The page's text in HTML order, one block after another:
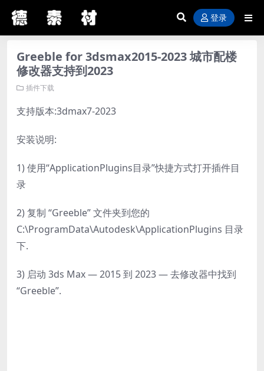
登录
Greeble for 3dsmax2015-2023 城市配楼
修改器支持到2023
插件下载
支持版本:3dmax7-2023
安装说明:
1) 使用“ApplicationPlugins目录”快捷方式打开插件目
录
2) 复制 “Greeble” 文件夹到您的
C:\ProgramData\Autodesk\ApplicationPlugins 目录
下.
3) 启动 3ds Max — 2015 到 2023 — 去修改器中找到
“Greeble”.